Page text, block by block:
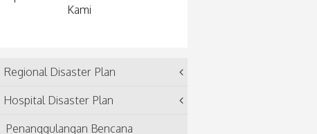
Kami
Regional Disaster Plan
Hospital Disaster Plan
Penanggulangan Bencana